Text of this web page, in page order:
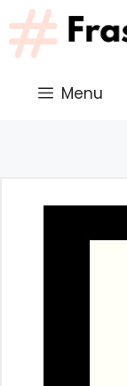
Saltar
al
contenido
Menu